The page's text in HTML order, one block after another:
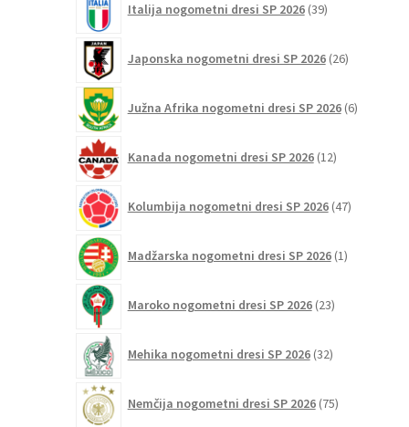
Italija nogometni dresi SP 2026 39izdelkov
Japonska nogometni dresi SP 2026 26izdelkov
Južna Afrika nogometni dresi SP 2026 6izdelkov
Kanada nogometni dresi SP 2026 12izdelkov
Kolumbija nogometni dresi SP 2026 47izdelkov
Madžarska nogometni dresi SP 2026 1izdelek
Maroko nogometni dresi SP 2026 23izdelkov
Mehika nogometni dresi SP 2026 32izdelkov
Nemčija nogometni dresi SP 2026 75izdelkov